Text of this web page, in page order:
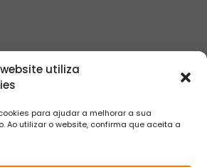
utiliza
para ajudar a melhorar a sua
Ao utilizar o website, confirma que aceita a